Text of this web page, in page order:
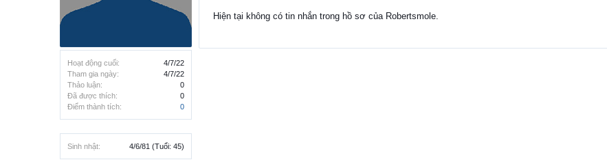
Hoạt động cuối:
4/7/22
Tham gia ngày:
4/7/22
Thảo luận:
0
Đã được thích:
0
Điểm thành tích:
0
Sinh nhật: 4/6/81 (Tuổi: 45)
Hiện tại không có tin nhắn trong hồ sơ của Robertsmole.